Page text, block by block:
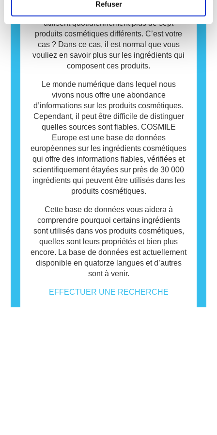
Refuser
utilisent quotidiennement plus de sept
produits cosmétiques différents. C’est votre
cas ? Dans ce cas, il est normal que vous
vouliez en savoir plus sur les ingrédients qui
composent ces produits.
Le monde numérique dans lequel nous
vivons nous offre une abondance
d’informations sur les produits cosmétiques.
Cependant, il peut être difficile de distinguer
quelles sources sont fiables. COSMILE
Europe est une base de données
européennes sur les ingrédients cosmétiques
qui offre des informations fiables, vérifiées et
scientifiquement étayées sur près de 30 000
ingrédients qui peuvent être utilisés dans les
produits cosmétiques.
Cette base de données vous aidera à
comprendre pourquoi certains ingrédients
sont utilisés dans vos produits cosmétiques,
quelles sont leurs propriétés et bien plus
encore. La base de données est actuellement
disponible en quatorze langues et d’autres
sont à venir.
EFFECTUER UNE RECHERCHE